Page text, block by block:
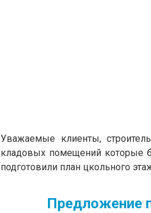
Уважаемые клиенты,
кладовых помещений которые
подготовили план цкольного
Предложение